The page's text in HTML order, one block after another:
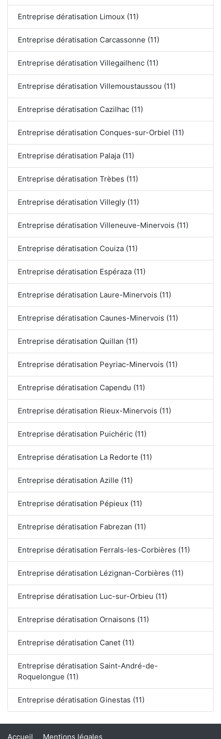
Entreprise dératisation Limoux (11)
Entreprise dératisation Carcassonne (11)
Entreprise dératisation Villegailhenc (11)
Entreprise dératisation Villemoustaussou (11)
Entreprise dératisation Cazilhac (11)
Entreprise dératisation Conques-sur-Orbiel (11)
Entreprise dératisation Palaja (11)
Entreprise dératisation Trèbes (11)
Entreprise dératisation Villegly (11)
Entreprise dératisation Villeneuve-Minervois (11)
Entreprise dératisation Couiza (11)
Entreprise dératisation Espéraza (11)
Entreprise dératisation Laure-Minervois (11)
Entreprise dératisation Caunes-Minervois (11)
Entreprise dératisation Quillan (11)
Entreprise dératisation Peyriac-Minervois (11)
Entreprise dératisation Capendu (11)
Entreprise dératisation Rieux-Minervois (11)
Entreprise dératisation Puichéric (11)
Entreprise dératisation La Redorte (11)
Entreprise dératisation Azille (11)
Entreprise dératisation Pépieux (11)
Entreprise dératisation Fabrezan (11)
Entreprise dératisation Ferrals-les-Corbières (11)
Entreprise dératisation Lézignan-Corbières (11)
Entreprise dératisation Luc-sur-Orbieu (11)
Entreprise dératisation Ornaisons (11)
Entreprise dératisation Canet (11)
Entreprise dératisation Saint-André-de-
Roquelongue (11)
Entreprise dératisation Ginestas (11)
Accueil Mentions légales